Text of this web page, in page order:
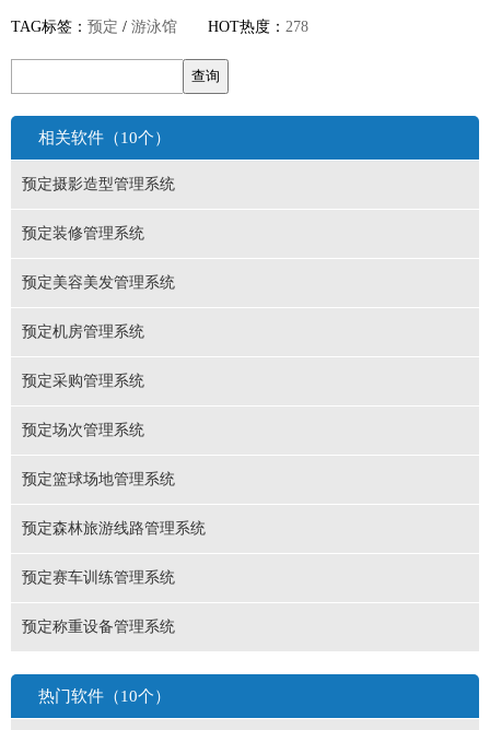
TAG标签： 预定 / 游泳馆 HOT热度： 278
相关软件（10个）
预定摄影造型管理系统
预定装修管理系统
预定美容美发管理系统
预定机房管理系统
预定采购管理系统
预定场次管理系统
预定篮球场地管理系统
预定森林旅游线路管理系统
预定赛车训练管理系统
预定称重设备管理系统
热门软件（10个）